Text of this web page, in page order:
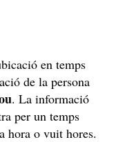
en temps
de la persona
. La informació
per un temps
hora o vuit hores.